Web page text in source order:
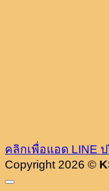
คลิกเพื่อแอด LINE
Copyright 2026 ©